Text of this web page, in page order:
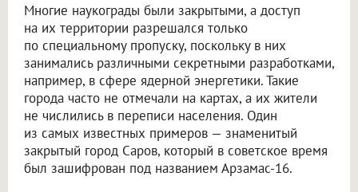
Многие наукограды были закрытыми, а доступ
на их территории разрешался только
по специальному пропуску, поскольку в них
занимались различными секретными разработками,
например, в сфере ядерной энергетики. Такие
города часто не отмечали на картах, а их жители
не числились в переписи населения. Один
из самых известных примеров — знаменитый
закрытый город Саров, который в советское время
был зашифрован под названием Арзамас-16.